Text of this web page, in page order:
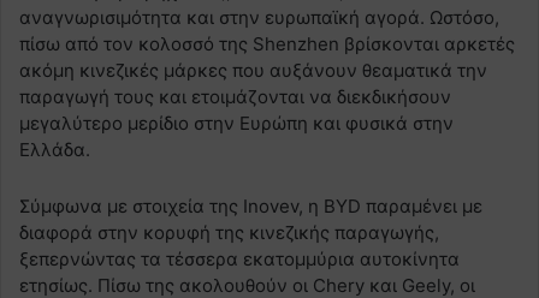
αναγνωρισιμότητα και στην ευρωπαϊκή αγορά. Ωστόσο,
πίσω από τον κολοσσό της Shenzhen βρίσκονται αρκετές
ακόμη κινεζικές μάρκες που αυξάνουν θεαματικά την
παραγωγή τους και ετοιμάζονται να διεκδικήσουν
μεγαλύτερο μερίδιο στην Ευρώπη και φυσικά στην
Ελλάδα.
Σύμφωνα με στοιχεία της Inovev, η BYD παραμένει με
διαφορά στην κορυφή της κινεζικής παραγωγής,
ξεπερνώντας τα τέσσερα εκατομμύρια αυτοκίνητα
ετησίως. Πίσω της ακολουθούν οι Chery και Geely, οι